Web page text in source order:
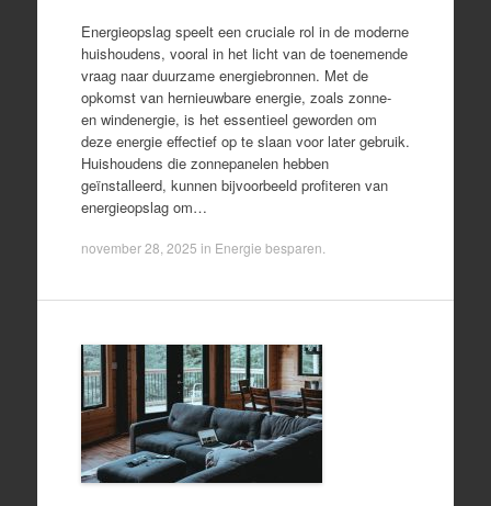
Energieopslag speelt een cruciale rol in de moderne
huishoudens, vooral in het licht van de toenemende
vraag naar duurzame energiebronnen. Met de
opkomst van hernieuwbare energie, zoals zonne-
en windenergie, is het essentieel geworden om
deze energie effectief op te slaan voor later gebruik.
Huishoudens die zonnepanelen hebben
geïnstalleerd, kunnen bijvoorbeeld profiteren van
energieopslag om…
november 28, 2025 in Energie besparen